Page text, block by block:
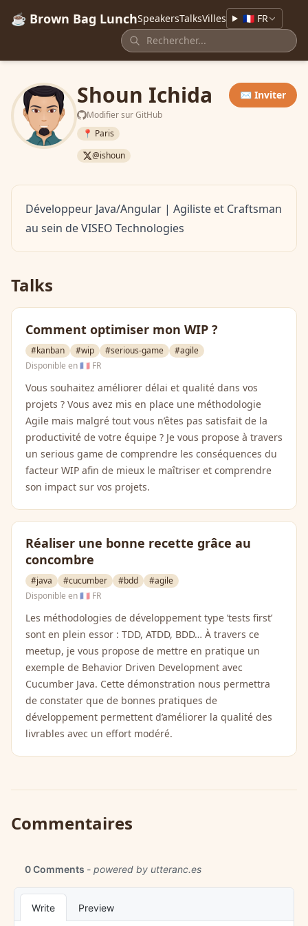
☕ Brown Bag LunchSpeakersTalksVilles 🇫🇷 FR
Shoun Ichida
Modifier sur GitHub
✉️ Inviter
📍 Paris
@ishoun
Développeur Java/Angular | Agiliste et Craftsman
au sein de VISEO Technologies
Talks
Comment optimiser mon WIP ?
#kanban #wip #serious-game
#agile
Disponible en🇫🇷 FR
Vous souhaitez améliorer délai et qualité dans vos
projets ? Vous avez mis en place une méthodologie
Agile mais malgré tout vous n’êtes pas satisfait de la
productivité de votre équipe ? Je vous propose à travers
un serious game de comprendre les conséquences du
facteur WIP afin de mieux le maîtriser et comprendre
son impact sur vos projets.
Réaliser une bonne recette grâce au
concombre
#java #cucumber #bdd
#agile
Disponible en🇫🇷 FR
Les méthodologies de développement type ’tests first’
sont en plein essor : TDD, ATDD, BDD… À travers ce
meetup, je vous propose de mettre en pratique un
exemple de Behavior Driven Development avec
Cucumber Java. Cette démonstration nous permettra
de constater que de bonnes pratiques de
développement permettent d’améliorer la qualité des
livrables avec un effort modéré.
Commentaires